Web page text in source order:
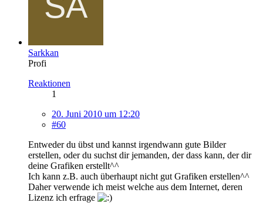
Sarkkan
Profi
Reaktionen
1
20. Juni 2010 um 12:20
#60
Entweder du übst und kannst irgendwann gute Bilder
erstellen, oder du suchst dir jemanden, der dass kann, der dir
deine Grafiken erstellt^^
Ich kann z.B. auch überhaupt nicht gut Grafiken erstellen^^
Daher verwende ich meist welche aus dem Internet, deren
Lizenz ich erfrage